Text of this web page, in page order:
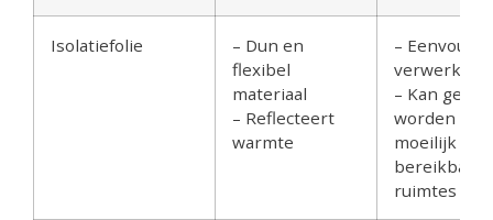
Isolatiefolie
– Dun en
flexibel
materiaal
– Reflecteert
warmte
–
verwerken
– Kan
worden in
moeilijk
bereikbare
ruimtes